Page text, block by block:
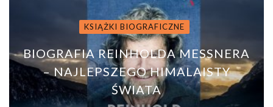
KSIĄŻKI BIOGRAFICZNE
BIOGRAFIA REINHOLDA MESSNERA
– NAJLEPSZEGO HIMALAISTY
ŚWIATA